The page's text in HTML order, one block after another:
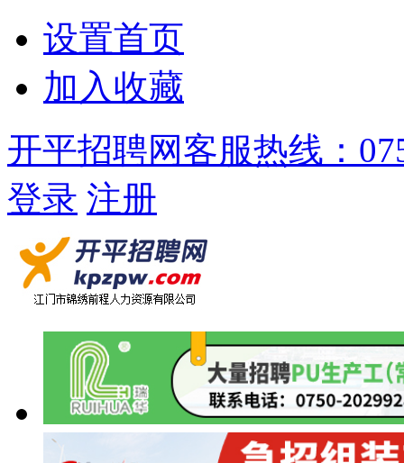
设置首页
加入收藏
开平招聘网客服热线：
登录 注册